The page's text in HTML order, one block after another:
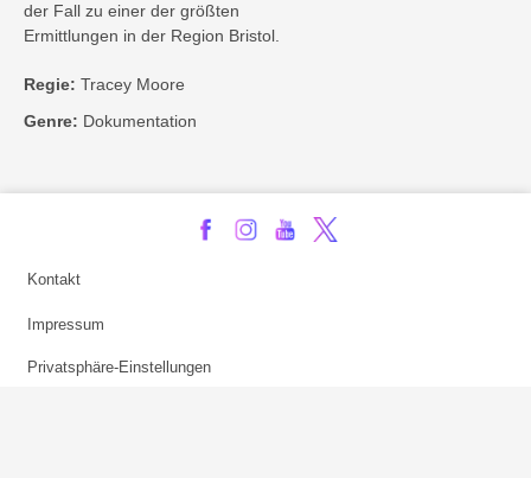
der Fall zu einer der größten
Ermittlungen in der Region Bristol.
Regie: Tracey Moore
Genre: Dokumentation
Kontakt
Impressum
Privatsphäre-Einstellungen